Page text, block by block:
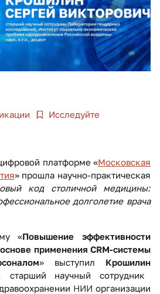
Исследуйте
платформе «Московская
» прошла научно-практическая
код столичной медицины:
долголетие врача
«Повышение эффективности
применения CRM-системы
» выступил Крошилин
старший научный сотрудник
НИИ организации